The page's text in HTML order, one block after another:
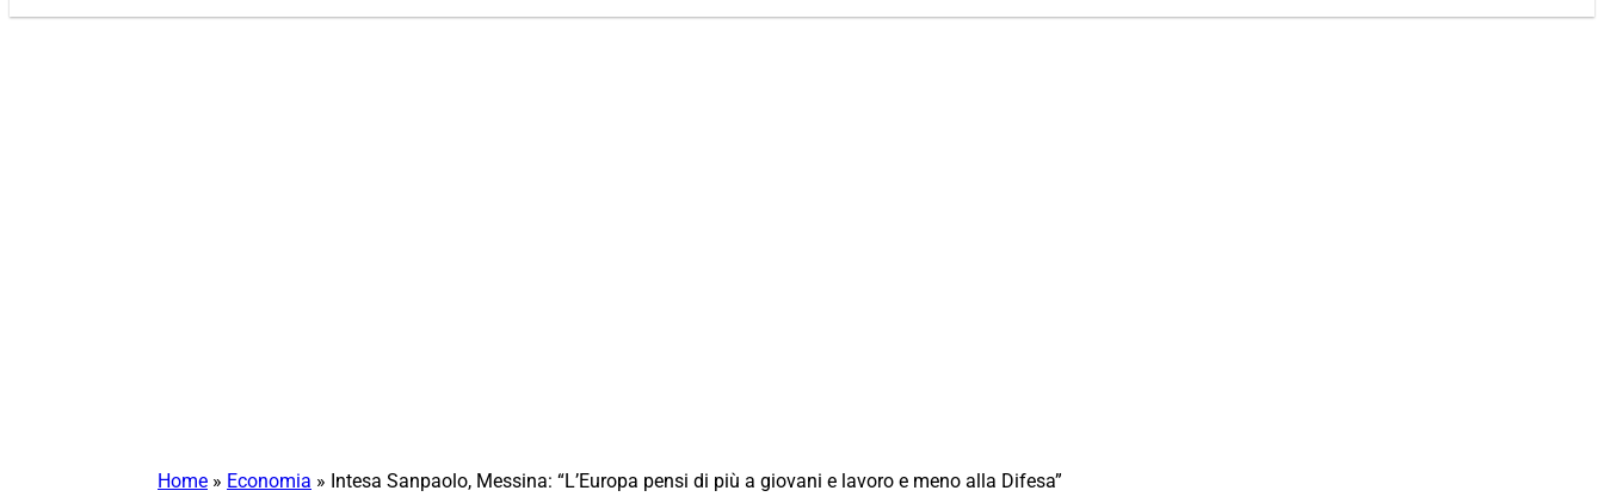
Home » Economia » Intesa Sanpaolo, Messina: “L’Europa pensi di più a giovani e lavoro e meno alla Difesa”